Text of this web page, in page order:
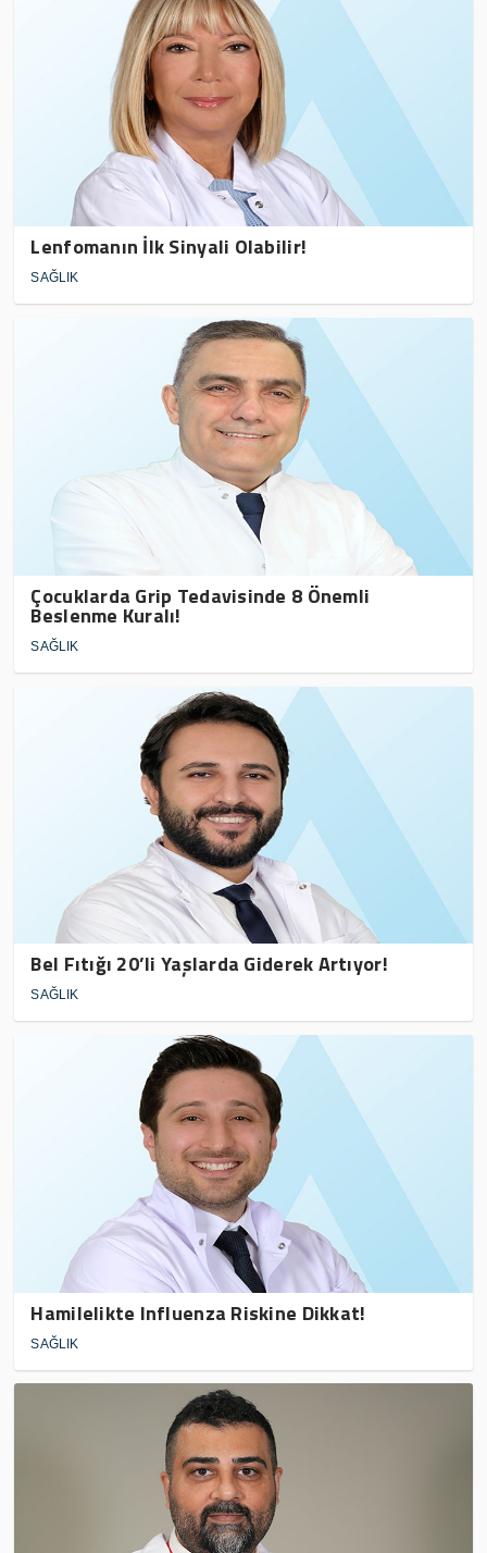
Lenfomanın İlk Sinyali Olabilir!
SAĞLIK
Çocuklarda Grip Tedavisinde 8 Önemli
Beslenme Kuralı!
SAĞLIK
Bel Fıtığı 20’li Yaşlarda Giderek Artıyor!
SAĞLIK
Hamilelikte Influenza Riskine Dikkat!
SAĞLIK